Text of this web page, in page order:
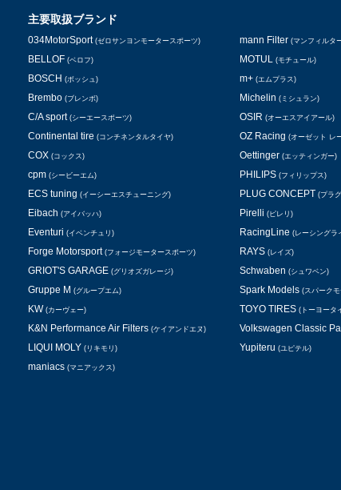
主要取扱ブランド
034MotorSport (ゼロサンヨンモータースポーツ)
BELLOF (ベロフ)
BOSCH (ボッシュ)
Brembo (ブレンボ)
C/A sport (シーエースポーツ)
Continental tire (コンチネンタルタイヤ)
COX (コックス)
cpm (シービーエム)
ECS tuning (イーシーエスチューニング)
Eibach (アイバッハ)
Eventuri (イベンチュリ)
Forge Motorsport (フォージモータースポーツ)
GRIOT'S GARAGE (グリオズガレージ)
Gruppe M (グループエム)
KW (カーヴェー)
K&N Performance Air Filters (ケイアンドエヌ)
LIQUI MOLY (リキモリ)
maniacs (マニアックス)
mann Filter (マンフィルタ
MOTUL (モチュール)
m+ (エムプラス)
Michelin (ミシュラン)
OSIR (オーエスアイアール)
OZ Racing (オーゼット レ
Oettinger (エッティンガー)
PHILIPS (フィリップス)
PLUG CONCEPT (プラ
Pirelli (ピレリ)
RacingLine (レーシングラ
RAYS (レイズ)
Schwaben (シュワベン)
Spark Models (スパーク
TOYO TIRES (トーヨータ
Volkswagen Classic
Yupiteru (ユピテル)